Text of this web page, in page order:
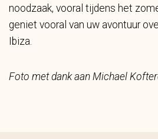
noodzaak, vooral tijdens het
geniet vooral van uw avontuur
Ibiza.
Foto met dank aan Michael